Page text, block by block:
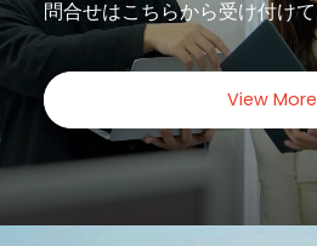
問合せはこちらから受け付けて
View More